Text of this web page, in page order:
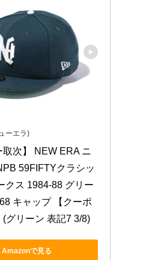
ーエラ)
取次】 NEW ERA ニ
59FIFTYクラシッ
クス 1984-88 グリー
キャップ 【クーポ
(グリーン 表記7 3/8)
Amazonで見る